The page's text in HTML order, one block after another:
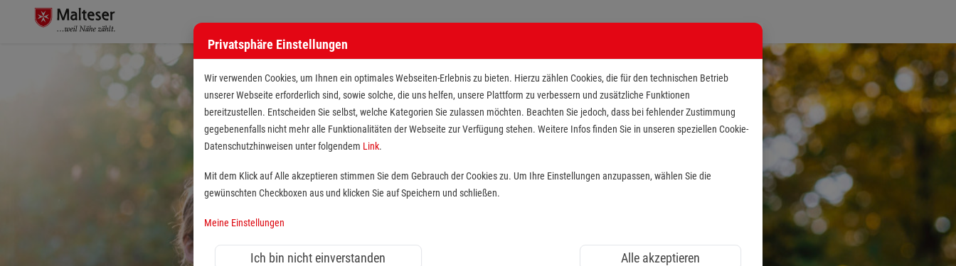
Privatsphäre Einstellungen
Wir verwenden Cookies, um Ihnen ein optimales Webseiten-Erlebnis zu bieten. Hierzu zählen Cookies, die für den technischen Betrieb
unserer Webseite erforderlich sind, sowie solche, die uns helfen, unsere Plattform zu verbessern und zusätzliche Funktionen
bereitzustellen. Entscheiden Sie selbst, welche Kategorien Sie zulassen möchten. Beachten Sie jedoch, dass bei fehlender Zustimmung
gegebenenfalls nicht mehr alle Funktionalitäten der Webseite zur Verfügung stehen. Weitere Infos finden Sie in unseren speziellen Cookie-
Datenschutzhinweisen unter folgendem Link.
Mit dem Klick auf Alle akzeptieren stimmen Sie dem Gebrauch der Cookies zu. Um Ihre Einstellungen anzupassen, wählen Sie die
gewünschten Checkboxen aus und klicken Sie auf Speichern und schließen.
Meine Einstellungen
Ich bin nicht einverstanden Alle akzeptieren